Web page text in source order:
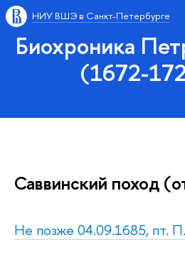
НИУ ВШЭ в Санкт-Петербурге
Биохроника
(1672-
Саввинский поход
Не позже 04.09.1685, пт.